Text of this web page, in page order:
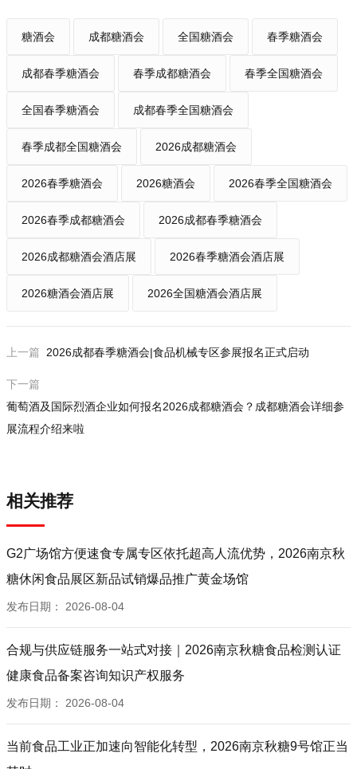
糖酒会 成都糖酒会 全国糖酒会 春季糖酒会
成都春季糖酒会 春季成都糖酒会 春季全国糖酒会
全国春季糖酒会 成都春季全国糖酒会
春季成都全国糖酒会 2026成都糖酒会
2026春季糖酒会 2026糖酒会 2026春季全国糖酒会
2026春季成都糖酒会 2026成都春季糖酒会
2026成都糖酒会酒店展 2026春季糖酒会酒店展
2026糖酒会酒店展 2026全国糖酒会酒店展
上一篇 2026成都春季糖酒会|食品机械专区参展报名正式启动
下一篇
葡萄酒及国际烈酒企业如何报名2026成都糖酒会？成都糖酒会详细参
展流程介绍来啦
相关推荐
G2广场馆方便速食专属专区依托超高人流优势，2026南京秋
糖休闲食品展区新品试销爆品推广黄金场馆
发布日期： 2026-08-04
合规与供应链服务一站式对接｜2026南京秋糖食品检测认证
健康食品备案咨询知识产权服务
发布日期： 2026-08-04
当前食品工业正加速向智能化转型，2026南京秋糖9号馆正当